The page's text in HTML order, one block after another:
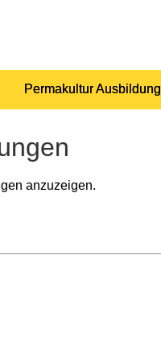
Permakultur Ausbildung
anzuzeigen.